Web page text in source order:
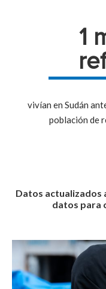
1
vivían en Sudán
población de
Datos actualizados
datos para